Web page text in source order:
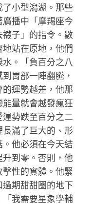
小型潟湖。那些
播中「摩羯座今
子」的指令。數
站在原地，他們
。「負百分之八
胃部一陣翻騰，
運勢越差，他那
量就會越發瘋狂
勢跌至百分之二
滿了巨大的、形
他必須在今天結
到零。否則，他
性的實體。他緊
期甜甜圈的地下
我需要星象學輔